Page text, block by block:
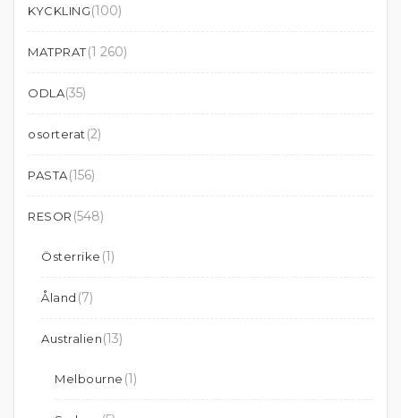
KYCKLING(100)
MATPRAT(1 260)
ODLA(35)
osorterat (2)
PASTA(156)
RESOR (548)
Österrike (1)
Åland (7)
Australien(13)
Melbourne (1)